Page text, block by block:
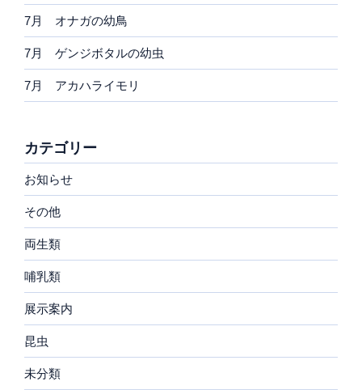
7月 オナガの幼鳥
7月 ゲンジボタルの幼虫
7月 アカハライモリ
カテゴリー
お知らせ
その他
両生類
哺乳類
展示案内
昆虫
未分類